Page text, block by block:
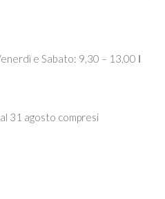
e Sabato: 9,30 – 13,00 Ι
31 agosto compresi